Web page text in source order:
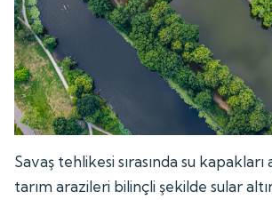
Savaş tehlikesi sırasında su kapakları
tarım arazileri bilinçli şekilde sular